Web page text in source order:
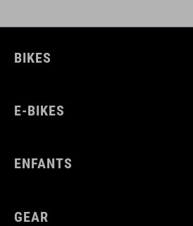
BIKES
E-BIKES
ENFANTS
GEAR